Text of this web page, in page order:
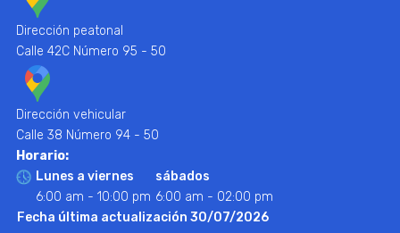
Dirección peatonal
Calle 42C Número 95 - 50
Dirección vehicular
Calle 38 Número 94 - 50
Horario:
Lunes a viernes
6:00 am - 10:00 pm
sábados
6:00 am - 02:00 pm
Fecha última actualización 30/07/2026